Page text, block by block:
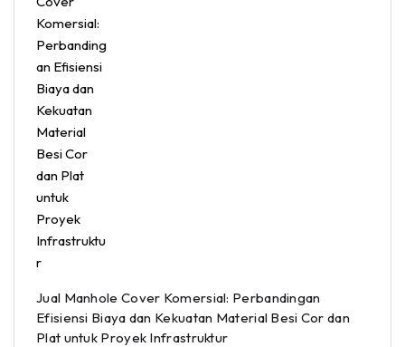
Jual Manhole Cover Komersial: Perbandingan
Efisiensi Biaya dan Kekuatan Material Besi Cor dan
Plat untuk Proyek Infrastruktur